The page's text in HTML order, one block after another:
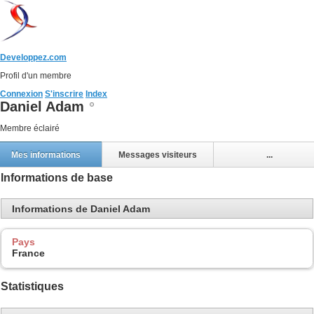
Developpez.com
Profil d'un membre
Connexion S'inscrire Index
Daniel Adam
Membre éclairé
Mes informations Messages visiteurs ...
Informations de base
Informations de Daniel Adam
Pays
France
Statistiques